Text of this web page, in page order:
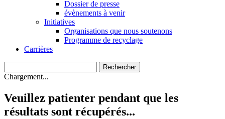
Dossier de presse
évènements à venir
Initiatives
Organisations que nous soutenons
Programme de recyclage
Carrières
Chargement...
Veuillez patienter pendant que les
résultats sont récupérés...